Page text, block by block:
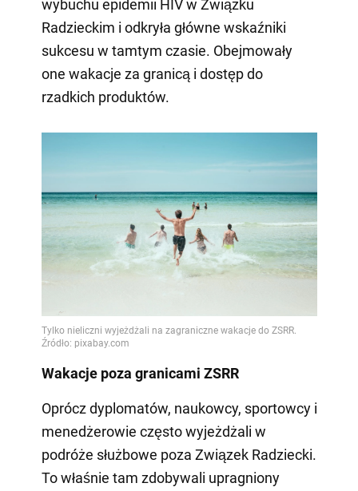
wybuchu epidemii HIV w Związku
Radzieckim i odkryła główne wskaźniki
sukcesu w tamtym czasie. Obejmowały
one wakacje za granicą i dostęp do
rzadkich produktów.
Wakacje poza granicami ZSRR
Oprócz dyplomatów, naukowcy, sportowcy i
menedżerowie często wyjeżdżali w
podróże służbowe poza Związek Radziecki.
To właśnie tam zdobywali upragniony